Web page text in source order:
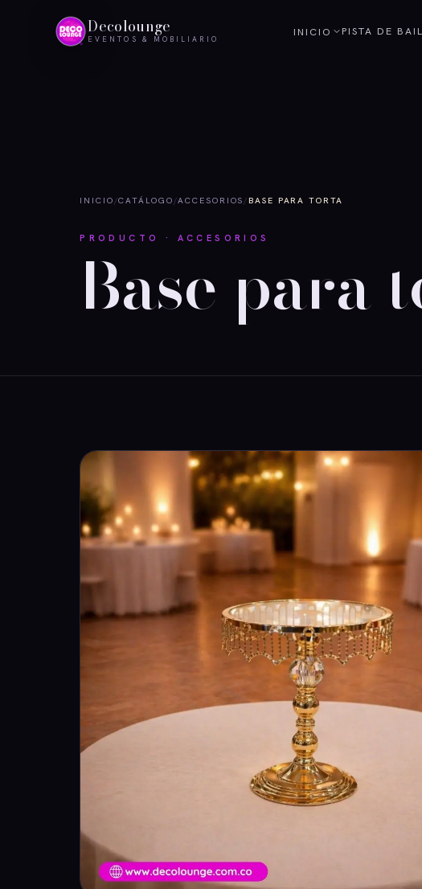
Decolounge
EVENTOS & MOBILIARIO
INICIO PISTA DE
INICIO /CATÁLOGO /ACCESORIOS /BASE PARA TORTA
PRODUCTO · ACCESORIOS
Base para